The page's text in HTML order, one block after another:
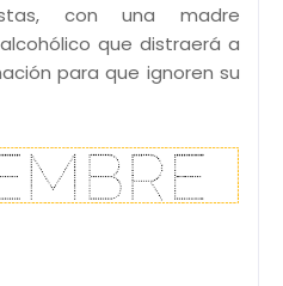
con una madre
que distraerá a
para que ignoren su